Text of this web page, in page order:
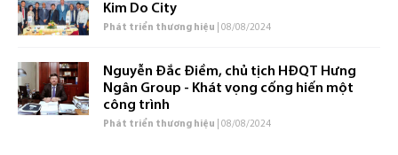
Kim Do City
Phát triển thương hiệu | 08/08/2024
Nguyễn Đắc Điềm, chủ tịch HĐQT Hưng
Ngân Group - Khát vọng cống hiến một
công trình
Phát triển thương hiệu | 08/08/2024